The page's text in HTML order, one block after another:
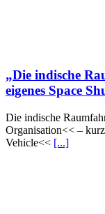
„Die indische
eigenes Space
Die indische
Organisation<< –
Vehicle<< [...]